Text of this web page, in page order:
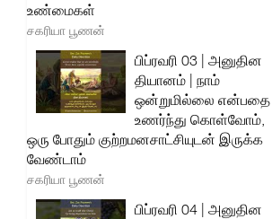
உண்மைகள்
சகரியா பூணன்
பிப்ரவரி 03 | அனுதின
தியானம் | நாம்
ஒன்றுமில்லை என்பதை
உணர்ந்து கொள்வோம்,
ஒரு போதும் குற்றமனசாட்சியுடன் இருக்க
வேண்டாம்
சகரியா பூணன்
பிப்ரவரி 04 | அனுதின